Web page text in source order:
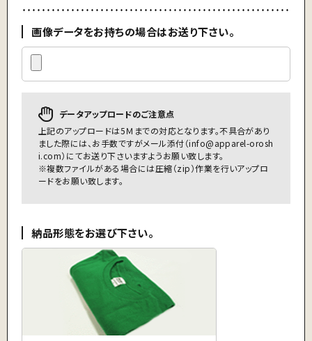
画像データをお持ちの場合はお送り下さい。
データアップロードのご注意点
上記のアップロードは5Ｍまでの対応となります。不具合があり
ました際には、お手数ですがメール添付（info@apparel-orosh
i.com）にてお送り下さいますようお願い致します。
※複数ファイルがある場合には圧縮（zip）作業を行いアップロ
ードをお願い致します。
納品形態をお選び下さい。